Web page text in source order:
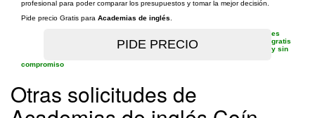
profesional para poder comparar los presupuestos y tomar la mejor decisión.
Pide precio Gratis para Academias de inglés
es
gratis
y sin
compromiso
Otras solicitudes de